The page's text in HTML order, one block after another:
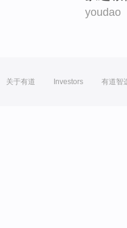
youdao
关于有道 Investors 有道智